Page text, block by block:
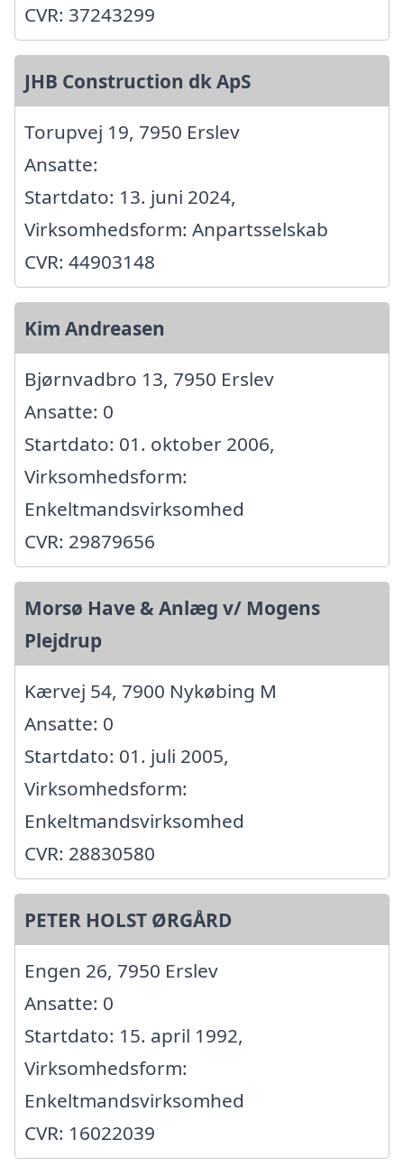
CVR: 37243299
JHB Construction dk ApS
Torupvej 19, 7950 Erslev
Ansatte:
Startdato: 13. juni 2024,
Virksomhedsform: Anpartsselskab
CVR: 44903148
Kim Andreasen
Bjørnvadbro 13, 7950 Erslev
Ansatte: 0
Startdato: 01. oktober 2006,
Virksomhedsform:
Enkeltmandsvirksomhed
CVR: 29879656
Morsø Have & Anlæg v/ Mogens
Plejdrup
Kærvej 54, 7900 Nykøbing M
Ansatte: 0
Startdato: 01. juli 2005,
Virksomhedsform:
Enkeltmandsvirksomhed
CVR: 28830580
PETER HOLST ØRGÅRD
Engen 26, 7950 Erslev
Ansatte: 0
Startdato: 15. april 1992,
Virksomhedsform:
Enkeltmandsvirksomhed
CVR: 16022039